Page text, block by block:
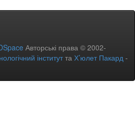
Авторські права © 2002-
інститутта Х’юлет Пакард -